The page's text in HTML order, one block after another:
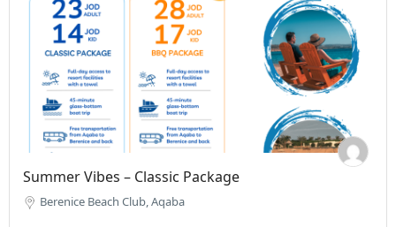
Summer Vibes – Classic Package
Berenice Beach Club, Aqaba